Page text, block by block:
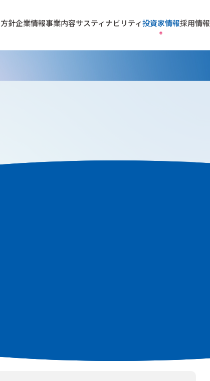
針企業情報事業内容サスティナビリティ投資家情報採用情報